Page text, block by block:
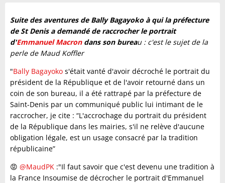
Suite des aventures de Bally Bagayoko à qui la préfecture
de St Denis a demandé de raccrocher le portrait
d'Emmanuel Macrondans son bureau : c'est le sujet de la
perle de Maud Koffler
"Bally Bagayoko s'était vanté d'avoir décroché le portrait du
président de la République et de l'avoir retourné dans un
coin de son bureau, il a été rattrapé par la préfecture de
Saint-Denis par un communiqué public lui intimant de le
raccrocher, je cite : “L'accrochage du portrait du président
de la République dans les mairies, s'il ne relève d'aucune
obligation légale, est un usage consacré par la tradition
républicaine”
😡​ @MaudPK :"Il faut savoir que c'est devenu une tradition à
la France Insoumise de décrocher le portrait d'Emmanuel